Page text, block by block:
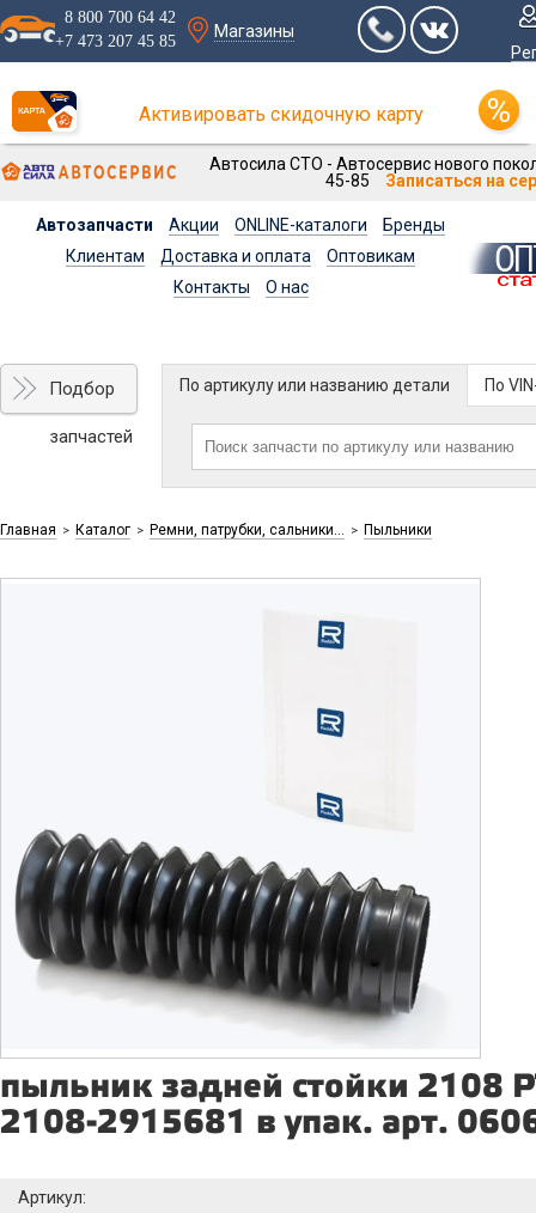
8 800 700 64 42
+7 473 207 45 85
Магазины
Активировать скидочную карту
Автосила СТО - Автосервис нового
45-85
Записаться на
Автозапчасти Акции ONLINE-каталоги
Бренды
Клиентам
Доставка и оплата
Оптовикам
Контакты
О нас
Подбор
запчастей
По артикулу или названию детали По
Главная > Каталог > Ремни, патрубки, сальники... > Пыльники
пыльник задней стойки 2108
2108-2915681 в упак. арт.
Артикул: